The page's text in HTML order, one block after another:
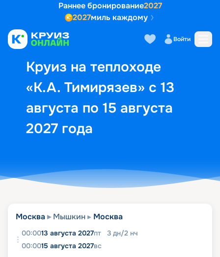
Раннее бронирование2027
2027миль каждому
Войти
Круиз на теплоходе
«К.А. Тимирязев» с 13
августа по 15 августа
2027 года
Выбор кают Маршрут и
Москва Мышкин Москва
00:0013 августа 2027пт 3 дн/2 нч
00:0015 августа 2027вс